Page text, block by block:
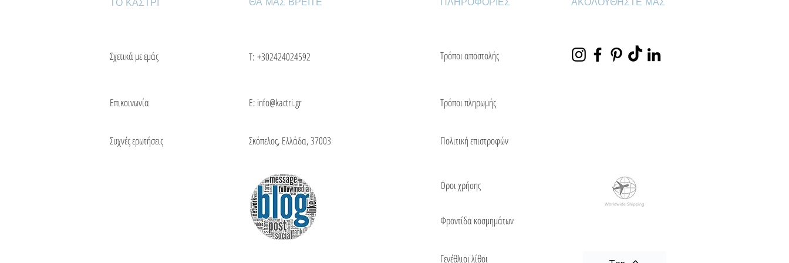
ΤΟ ΚΑΣΤΡΙ
Σχετικά με εμάς
Επικοινωνία
Συχνές ερωτήσεις
Τ: +302424024592
Ε: info@kactri.gr
Σκόπελος, Ελλάδα, 37003
Τρόποι αποστολής
Τρόποι πληρωμής
Πολιτική επιστροφών
Οροι χρήσης
Φροντίδα κοσμημάτων
Γενέθλιοι λίθοι